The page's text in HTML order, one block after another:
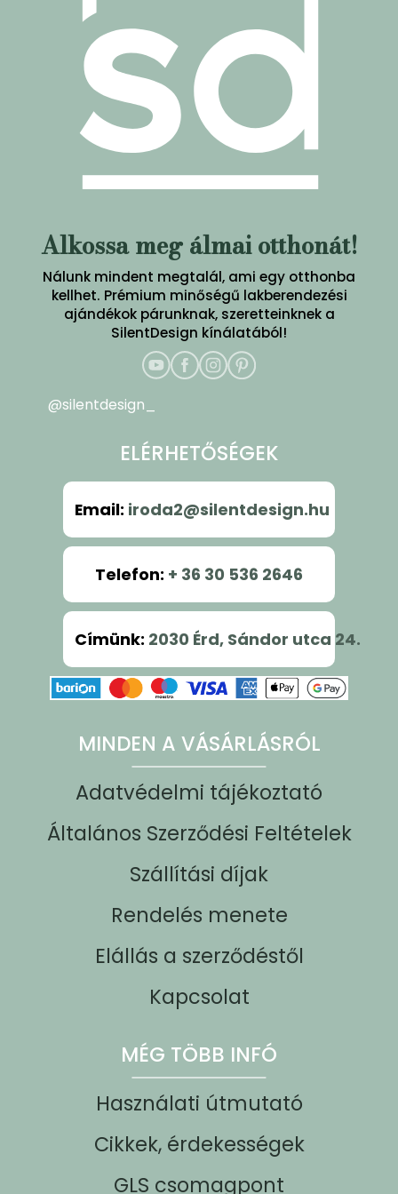
Alkossa meg álmai otthonát!
Nálunk mindent megtalál, ami egy otthonba
kellhet. Prémium minőségű lakberendezési
ajándékok párunknak, szeretteinknek a
SilentDesign kínálatából!
MINDEN A VÁSÁRLÁSRÓL
Adatvédelmi tájékoztató
Általános Szerződési Feltételek
Szállítási díjak
Rendelés menete
Elállás a szerződéstől
Kapcsolat
MÉG TÖBB INFÓ
Használati útmutató
Cikkek, érdekességek
GLS csomagpont
@silentdesign_
ELÉRHETŐSÉGEK
Email: iroda2@silentdesign.hu
Telefon: + 36 30 536 2646
Címünk: 2030 Érd, Sándor utca 24.